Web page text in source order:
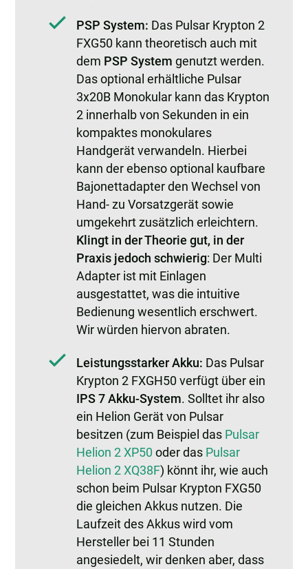
PSP System: Das Pulsar Krypton 2
FXG50 kann theoretisch auch mit
dem PSP Systemgenutzt werden.
Das optional erhältliche Pulsar
3x20B Monokular kann das Krypton
2 innerhalb von Sekunden in ein
kompaktes monokulares
Handgerät verwandeln. Hierbei
kann der ebenso optional kaufbare
Bajonettadapter den Wechsel von
Hand- zu Vorsatzgerät sowie
umgekehrt zusätzlich erleichtern.
Klingt in der Theorie gut, in der
Praxis jedoch schwierig: Der Multi
Adapter ist mit Einlagen
ausgestattet, was die intuitive
Bedienung wesentlich erschwert.
Wir würden hiervon abraten.
Leistungsstarker Akku: Das Pulsar
Krypton 2 FXGH50 verfügt über ein
IPS 7 Akku-System. Solltet ihr also
ein Helion Gerät von Pulsar
besitzen (zum Beispiel das Pulsar
Helion 2 XP50 oder das Pulsar
Helion 2 XQ38F) könnt ihr, wie auch
schon beim Pulsar Krypton FXG50
die gleichen Akkus nutzen. Die
Laufzeit des Akkus wird vom
Hersteller bei 11 Stunden
angesiedelt, wir denken aber, dass